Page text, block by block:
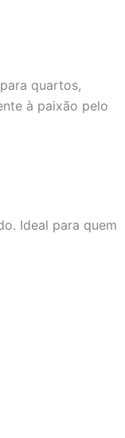
quartos,
à paixão pelo
Ideal para quem